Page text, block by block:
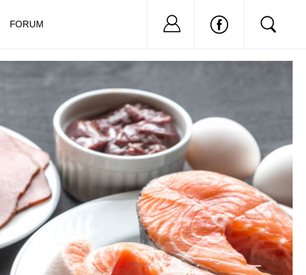
FORUM Nu ai cont?